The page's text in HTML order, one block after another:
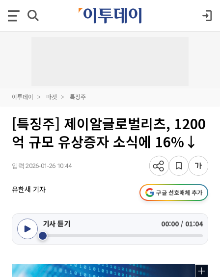
이투데이 마켓 특징주
[특징주] 제이알글로벌리츠, 1200
억 규모 유상증자 소식에 16%↓
입력 2026-01-26 10:44
유한새 기자 구글 선호매체 추가
기사 듣기 00:00 / 01:04